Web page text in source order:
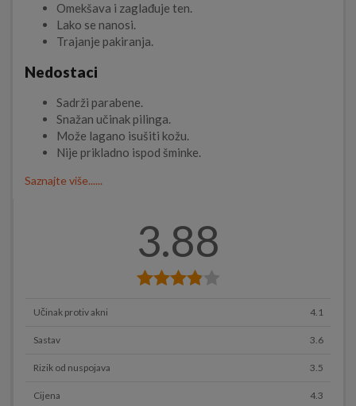
Omekšava i zaglađuje ten.
Lako se nanosi.
Trajanje pakiranja.
Nedostaci
Sadrži parabene.
Snažan učinak pilinga.
Može lagano isušiti kožu.
Nije prikladno ispod šminke.
Saznajte više......
3.88
Učinak protiv akni 4.1
Sastav 3.6
Rizik od nuspojava 3.5
Cijena 4.3